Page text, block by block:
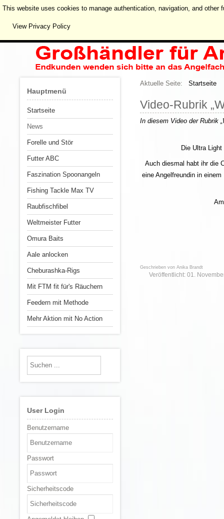
Hauptmenü
Startseite
News
Forelle und Stör
Futter ABC
Faszination Spoonangeln
Fishing Tackle Max TV
Raubfischfibel
Weltmeister Futter
Omura Baits
Aale anlocken
Cheburashka-Rigs
Mit FTM fit für's Räuchern
Feedern mit Methode
Mehr Aktion mit No Action
User Login
Benutzername
Passwort
Sicherheitscode
Aktuelle Seite: Startseite
Video-Rubrik
In diesem Video der Rubrik
Die Ultra
Auch diesmal habt ihr die
eine Angelfreundin in
Geschrieben von Anika Brandt
Veröffentlicht: 01.
This website uses cookies to manage authentication, navigation, and
View Privacy Policy